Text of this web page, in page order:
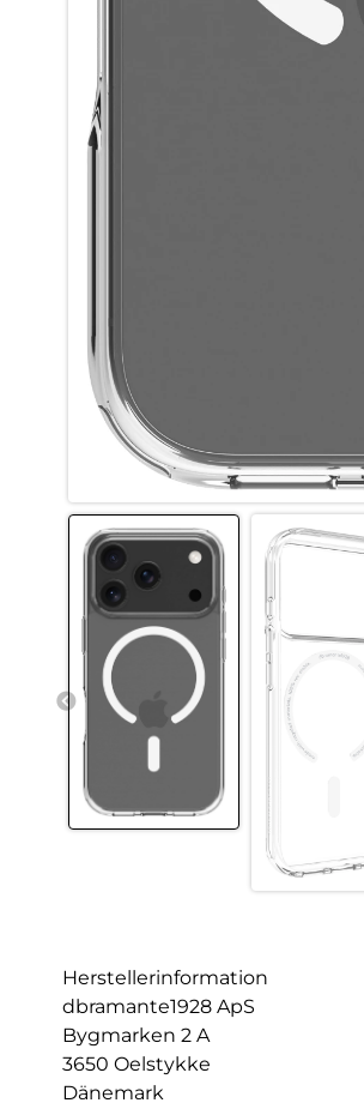
Herstellerinformation
dbramante1928 ApS
Bygmarken 2 A
3650 Oelstykke
Dänemark